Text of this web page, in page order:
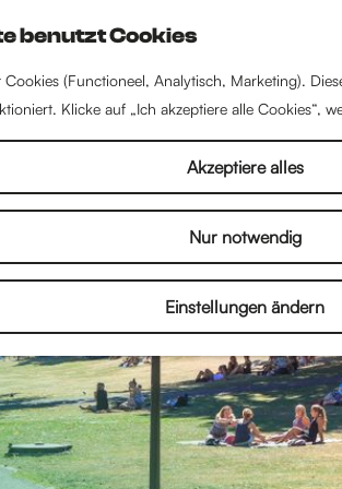
benutzt Cookies
Cookies (Functioneel, Analytisch, Marketing).
Klicke auf „Ich akzeptiere alle Cookies“,
Akzeptiere alles
Nur notwendig
Einstellungen ändern